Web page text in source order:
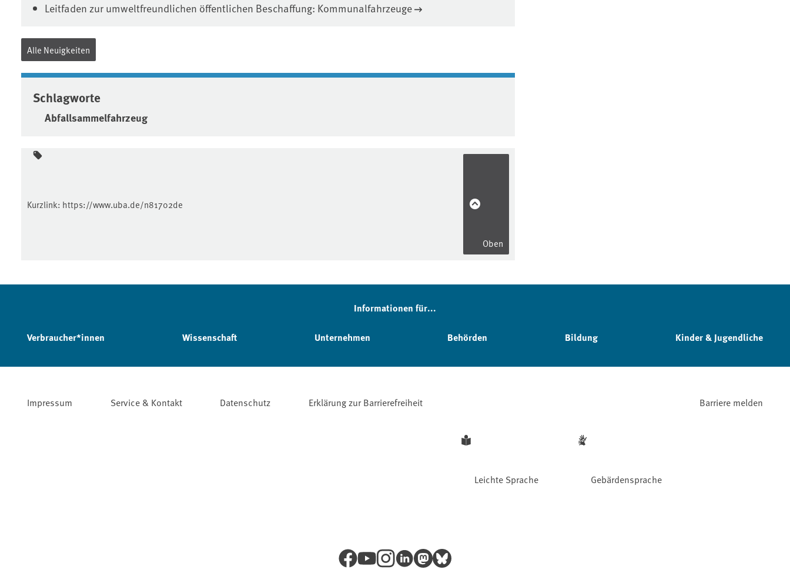
Leitfaden zur umweltfreundlichen öffentlichen Beschaffung: Kommunalfahrzeuge
Alle Neuigkeiten
Schlagworte
Abfallsammelfahrzeug
Kurzlink: https://www.uba.de/n81702de
Oben
Informationen für...
Verbraucher*innen Wissenschaft Unternehmen Behörden Bildung Kinder & Jugendliche
Impressum Service & Kontakt Datenschutz Erklärung zur Barrierefreiheit
Leichte Sprache Gebärdensprache
Barriere melden